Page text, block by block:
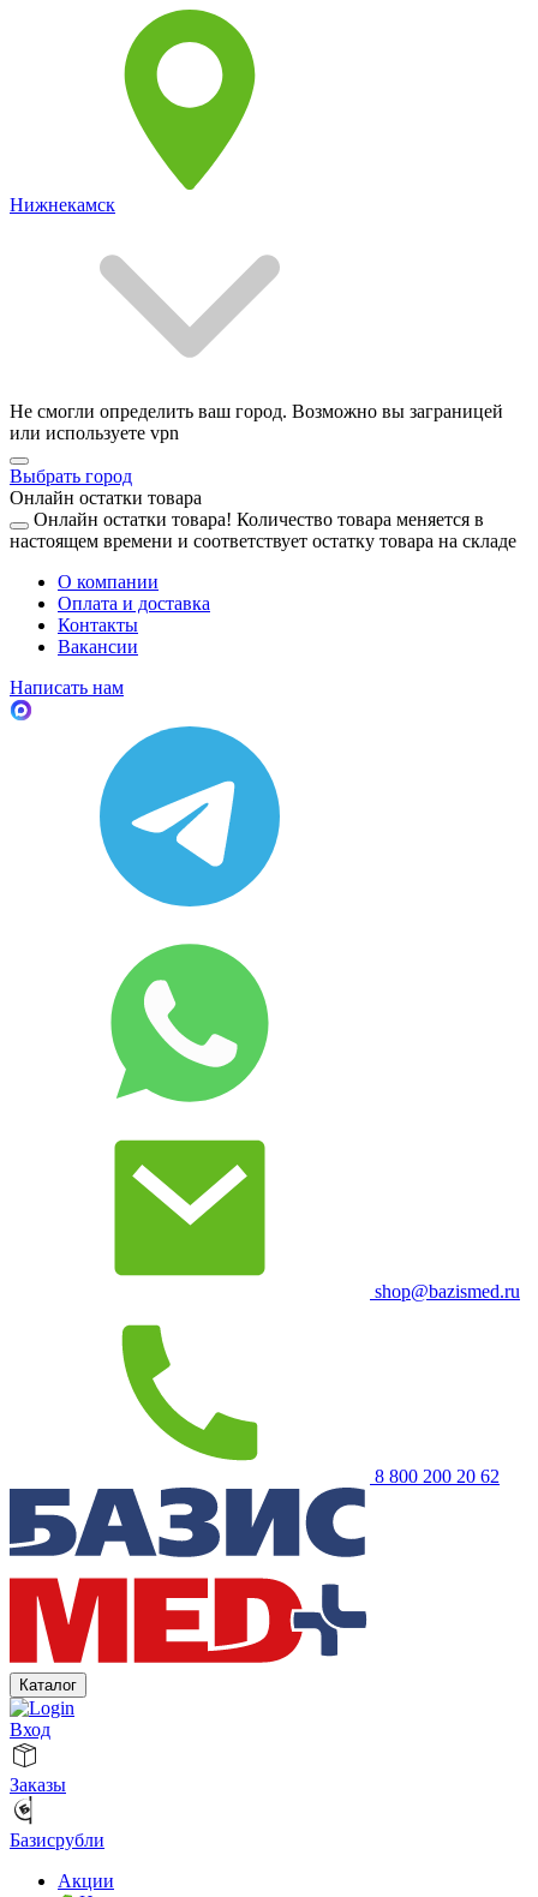
Нижнекамск
Не смогли определить ваш город. Возможно вы заграницей
или используете vpn
Выбрать город
Онлайн остатки товара
Онлайн остатки товара! Количество товара меняется в
настоящем времени и соответствует остатку товара на складе
О компании
Оплата и доставка
Контакты
Вакансии
Написать нам
shop@bazismed.ru
8 800 200 20 62
Каталог
Вход
Заказы
Базисрубли
Акции